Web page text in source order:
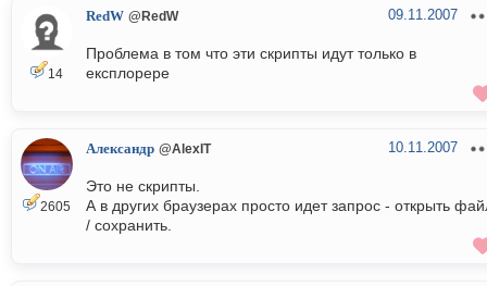
14
RedW @RedW 09.11.2007
Проблема в том что эти скрипты идут только в
експлорере
2605
Александр @AlexIT 10.11.2007
Это не скрипты.
А в других браузерах просто идет запрос - открыть
/ сохранить.